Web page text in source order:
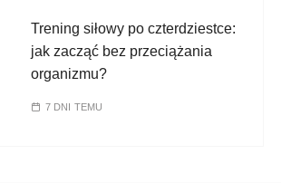
Trening siłowy po czterdziestce:
jak zacząć bez przeciążania
organizmu?
7 DNI TEMU